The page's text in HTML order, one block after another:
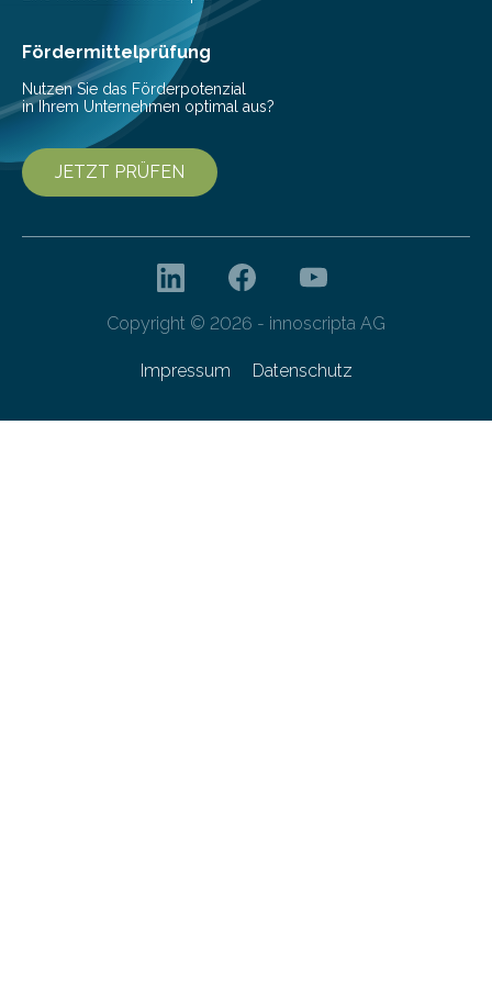
bei Serienmaschinen Schwingungen um den Faktor 3
besser dämpft. Und das bei einer Gewichtseinsparung
von 20…
Fördermittelprüfung
Nutzen Sie das Förderpotenzial
in Ihrem Unternehmen optimal aus?
JETZT PRÜFEN
Copyright © 2026 - innoscripta AG
Impressum Datenschutz